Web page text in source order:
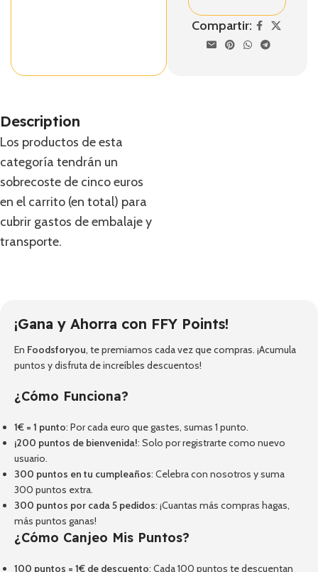
Compartir:
Description
Los productos de esta
categoría tendrán un
sobrecoste de cinco euros
en el carrito (en total) para
cubrir gastos de embalaje y
transporte.
¡Gana y Ahorra con FFY Points!
En Foodsforyou, te premiamos cada vez que compras. ¡Acumula
puntos y disfruta de increíbles descuentos!
¿Cómo Funciona?
1€ = 1 punto: Por cada euro que gastes, sumas 1 punto.
¡200 puntos de bienvenida!: Solo por registrarte como nuevo
usuario.
300 puntos en tu cumpleaños: Celebra con nosotros y suma
300 puntos extra.
300 puntos por cada 5 pedidos: ¡Cuantas más compras hagas,
más puntos ganas!
¿Cómo Canjeo Mis Puntos?
100 puntos = 1€ de descuento: Cada 100 puntos te descuentan